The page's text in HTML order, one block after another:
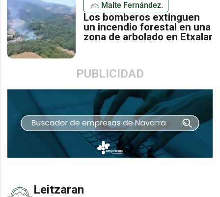
Maite Fernández.
Los bomberos extinguen
un incendio forestal en una
zona de arbolado en Etxalar
PUBLICIDAD
Leitzaran